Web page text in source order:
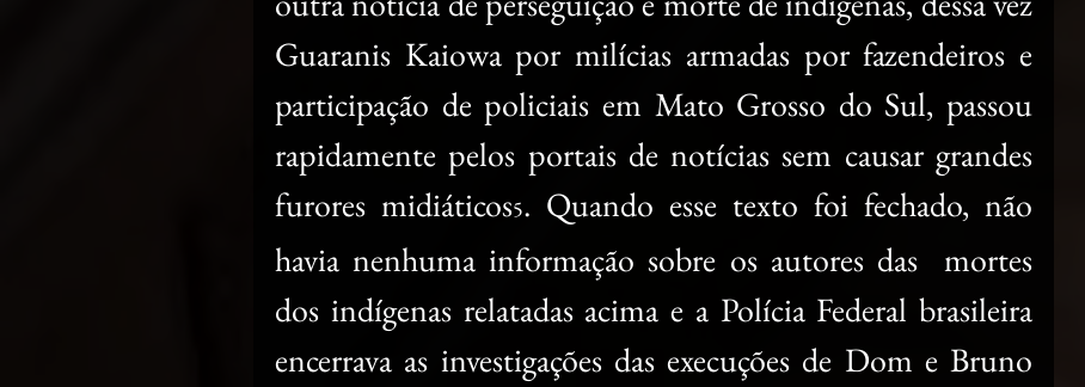
Guaranis Kaiowa por milícias armadas por fazendeiros e
participação de policiais em Mato Grosso do Sul, passou
rapidamente pelos portais de notícias sem causar grandes
furores midiáticos5. Quando esse texto foi fechado, não
havia nenhuma informação sobre os autores das  mortes
dos indígenas relatadas acima e a Polícia Federal brasileira
encerrava as investigações das execuções de Dom e Bruno